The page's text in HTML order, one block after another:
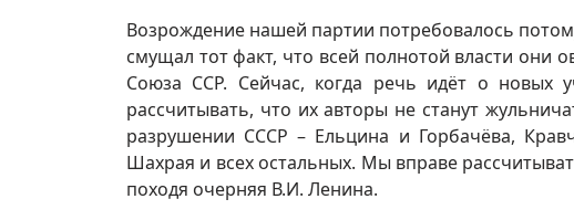
Возрождение нашей партии потребовалось
смущал тот факт, что всей полнотой власти
Союза ССР. Сейчас, когда речь идёт о новых
рассчитывать, что их авторы не станут
разрушении СССР – Ельцина и Горбачёва,
Шахрая и всех остальных. Мы вправе
походя очерняя В.И. Ленина.